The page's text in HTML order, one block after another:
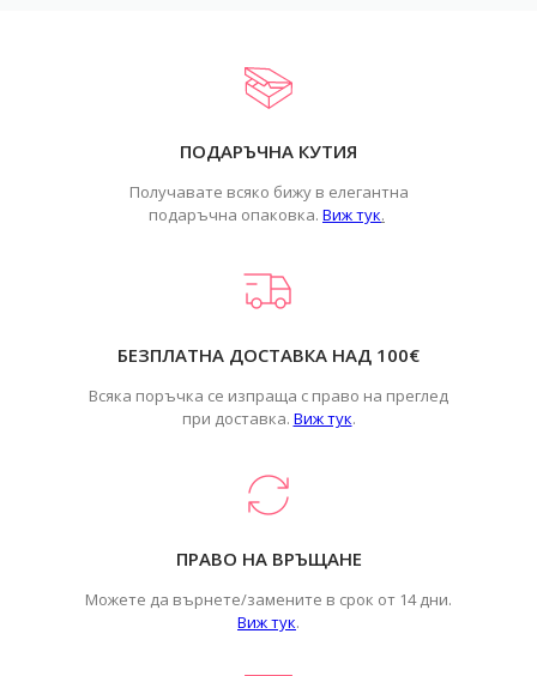
ПОДАРЪЧНА КУТИЯ
Получавате всяко бижу в елегантна
подаръчна опаковка. Виж тук.
БЕЗПЛАТНА ДОСТАВКА НАД 100€
Всяка поръчка се изпраща с право на преглед
при доставка. Виж тук.
ПРАВО НА ВРЪЩАНЕ
Можете да върнете/замените в срок от 14 дни.
Виж тук.